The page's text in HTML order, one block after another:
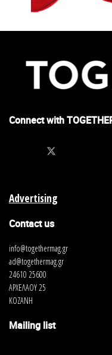
Connect with
Advertising
Contact us
info@togethermag.gr
ad@togethermag.gr
24610 25600
ΑΡΧΕΛΑΟΥ 25
ΚΟΖΑΝΗ
Mailing list